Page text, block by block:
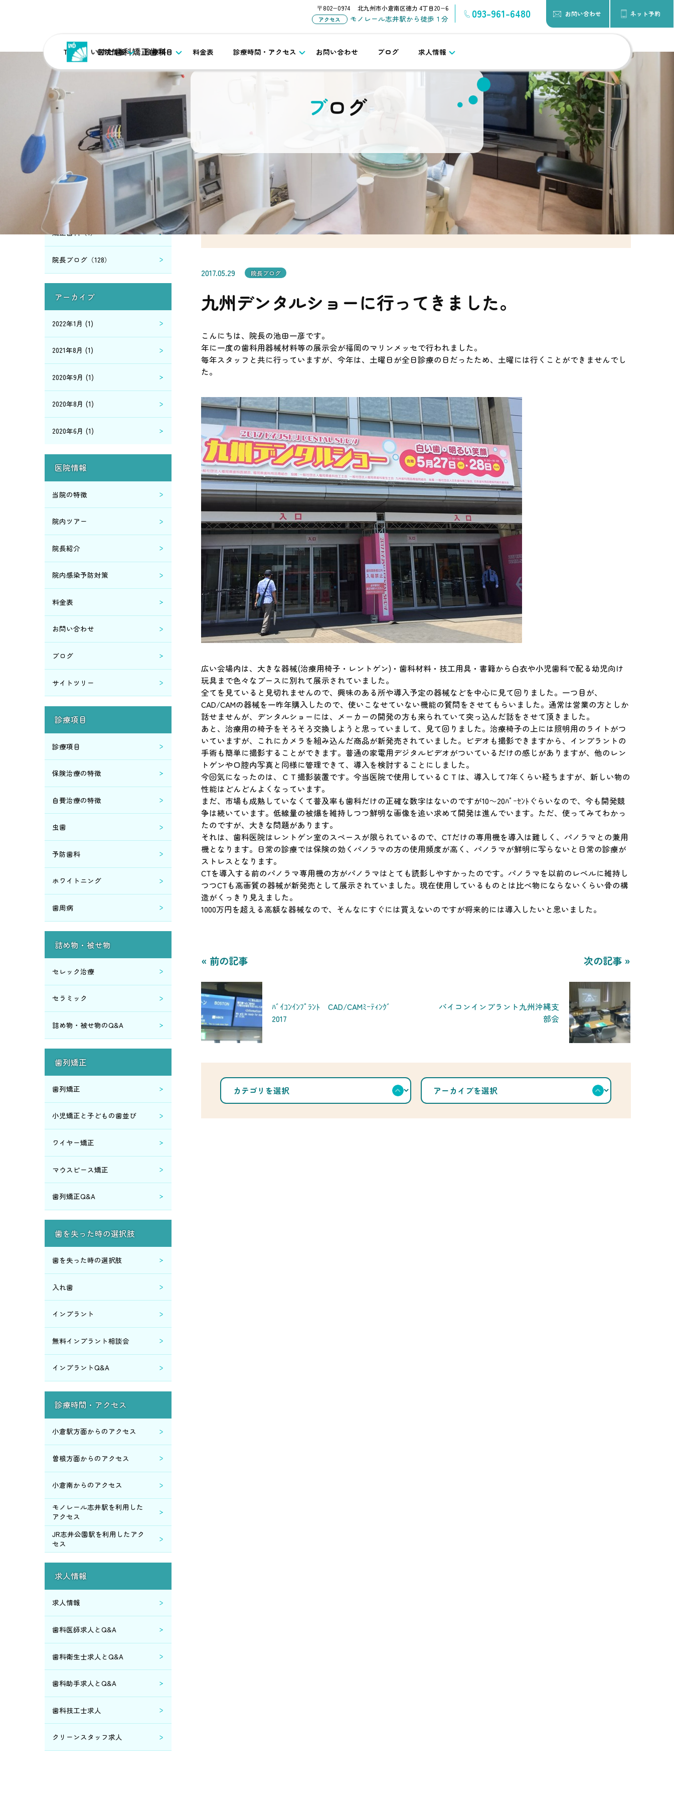
TOP 医院情報 診療項目 料金表 診療時間・アクセス お問い合わせ ブログ 求人情報
〒802−0974 北九州市小倉南区徳力 4丁目20−6
アクセス モノレール志井駅から徒歩１分 093-961-6480 お問い合わせ ネット予約
ブログ
九州デンタルショーに行ってきました。
テ
ゴ
リ
選
ア
ー
イ
を
2017.05.29 院長ブログ
九州デンタルショーに行ってきました。
こんにちは、院長の池田一彦です。
年に一度の歯科用器械材料等の展示会が福岡のマリンメッセで行われました。
毎年スタッフと共に行っていますが、今年は、土曜日が全日診療の日だったため、土曜には行くことができませんでし
た。
広い会場内は、大きな器械(治療用椅子・レントゲン)・歯科材料・技工用具・書籍から白衣や小児歯科で配る幼児向け
玩具まで色々なブースに別れて展示されていました。
全てを見ていると見切れませんので、興味のある所や導入予定の器械などを中心に見て回りました。一つ目が、
CAD/CAMの器械を一昨年購入したので、使いこなせていない機能の質問をさせてもらいました。通常は営業の方としか
話せませんが、デンタルショーには、メーカーの開発の方も来られていて突っ込んだ話をさせて頂きました。
あと、治療用の椅子をそろそろ交換しようと思っていまして、見て回りました。治療椅子の上には照明用のライトがつ
いていますが、これにカメラを組み込んだ商品が新発売されていました。ビデオも撮影できますから、インプラントの
手術も簡単に撮影することができます。普通の家電用デジタルビデオがついているだけの感じがありますが、他のレン
トゲンや口腔内写真と同様に管理できて、導入を検討することにしました。
今回気になったのは、ＣＴ撮影装置です。今当医院で使用しているＣＴは、導入して7年くらい経ちますが、新しい物の
性能はどんどんよくなっています。
まだ、市場も成熟していなくて普及率も歯科だけの正確な数字はないのですが10～20ﾊﾟｰｾﾝﾄぐらいなので、今も開発競
争は続いています。低線量の被爆を維持しつつ鮮明な画像を追い求めて開発は進んでいます。ただ、使ってみてわかっ
たのですが、大きな問題があります。
それは、歯科医院はレントゲン室のスペースが限られているので、CTだけの専用機を導入は難しく、パノラマとの兼用
機となります。日常の診療では保険の効くパノラマの方の使用頻度が高く、パノラマが鮮明に写らないと日常の診療が
ストレスとなります。
CTを導入する前のパノラマ専用機の方がパノラマはとても読影しやすかったのです。パノラマを以前のレベルに維持し
つつCTも高画質の器械が新発売として展示されていました。現在使用しているものとは比べ物にならないくらい骨の構
造がくっきり見えました。
1000万円を超える高額な器械なので、そんなにすぐには買えないのですが将来的には導入したいと思いました。
次の記事 »
バイコンインプラント九州沖縄支
部会
« 前の記事
ﾊﾞｲｺﾝｲﾝﾌﾟﾗﾝﾄ CAD/CAMﾐｰﾃｨﾝｸﾞ
2017
カ
ゴ
リ
選
ア
カ
イ
を
カテゴリ
矯正歯科（1）
院長ブログ（128）
アーカイブ
2022年1月 (1)
2021年8月 (1)
2020年9月 (1)
2020年8月 (1)
2020年6月 (1)
2020年5月 (4)
2020年4月 (6)
2020年2月 (2)
2020年1月 (2)
2019年12月 (1)
2019年11月 (1)
2019年8月 (1)
2019年5月 (3)
2019年4月 (1)
2019年3月 (2)
2019年2月 (5)
2019年1月 (1)
2018年10月 (2)
2018年9月 (1)
2018年8月 (1)
2018年6月 (1)
2018年5月 (1)
2018年4月 (1)
2017年10月 (1)
2017年8月 (1)
2017年7月 (3)
2017年6月 (5)
2017年5月 (2)
2017年4月 (1)
2016年6月 (7)
2016年4月 (1)
2016年3月 (1)
2016年2月 (2)
2015年9月 (6)
2015年8月 (2)
2015年7月 (2)
2015年6月 (2)
2015年4月 (1)
2014年11月 (9)
2014年10月 (2)
2014年6月 (2)
2014年3月 (1)
2014年1月 (4)
医院情報
当院の特徴
院内ツアー
院長紹介
院内感染予防対策
料金表
お問い合わせ
ブログ
サイトツリー
診療項目
診療項目
保険治療の特徴
自費治療の特徴
虫歯
予防歯科
ホワイトニング
歯周病
詰め物・被せ物
セレック治療
セラミック
詰め物・被せ物のQ&A
歯列矯正
歯列矯正
小児矯正と子どもの歯並び
ワイヤー矯正
マウスピース矯正
歯列矯正Q&A
歯を失った時の選択肢
歯を失った時の選択肢
入れ歯
インプラント
無料インプラント相談会
インプラントQ&A
診療時間・アクセス
小倉駅方面からのアクセス
曽根方面からのアクセス
小倉南からのアクセス
モノレール志井駅を利用した
アクセス
JR志井公園駅を利用したアク
セス
求人情報
求人情報
歯科医師求人とQ&A
歯科衛生士求人とQ&A
歯科助手求人とQ&A
歯科技工士求人
クリーンスタッフ求人